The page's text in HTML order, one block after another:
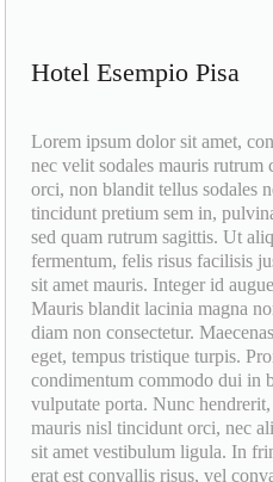
Hotel Esempio Pisa
Lorem ipsum dolor sit amet,
nec velit sodales mauris
orci, non blandit tellus sodales
tincidunt pretium sem in,
sed quam rutrum sagittis. Ut
fermentum, felis risus facilisis
sit amet mauris. Integer id
Mauris blandit lacinia magna
diam non consectetur.
eget, tempus tristique turpis.
condimentum commodo dui in
vulputate porta. Nunc
mauris nisl tincidunt orci, nec
sit amet vestibulum ligula. In
erat est convallis risus, vel